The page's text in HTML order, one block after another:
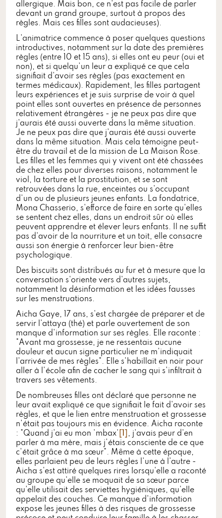
allergique. Mais bon, ce n'est pas facile de parler
devant un grand groupe, surtout à propos des
règles. Mais ces filles sont audacieuses).
L'animatrice commence à poser quelques questions
introductives, notamment sur la date des premières
règles (entre 10 et 15 ans), si elles ont eu peur (oui et
non), et si quelqu'un leur a expliqué ce que cela
signifiait d'avoir ses règles (pas exactement en
termes médicaux). Rapidement, les filles partagent
leurs expériences et je suis surprise de voir à quel
point elles sont ouvertes en présence de personnes
relativement étrangères - je ne peux pas dire que
j'aurais été aussi ouverte dans la même situation.
Je ne peux pas dire que j'aurais été aussi ouverte
dans la même situation. Mais cela témoigne peut-
être du travail et de la mission de La Maison Rose.
Les filles et les femmes qui y vivent ont été chassées
de chez elles pour diverses raisons, notamment le
viol, la torture et la prostitution, et se sont
retrouvées dans la rue, enceintes ou s'occupant
d'un ou de plusieurs jeunes enfants. La fondatrice,
Mona Chasserio, s'efforce de faire en sorte qu'elles
se sentent chez elles, dans un endroit sûr où elles
peuvent apprendre et élever leurs enfants. Il ne suffit
pas d'avoir de la nourriture et un toit, elle consacre
aussi son énergie à renforcer leur bien-être
psychologique.
Des biscuits sont distribués au fur et à mesure que la
conversation s'oriente vers d'autres sujets,
notamment la désinformation et les idées fausses
sur les menstruations.
Aicha Gaye, 17 ans, s'est chargée de préparer et de
servir l'attaya (thé) et parle ouvertement de son
manque d'information sur ses règles. Elle raconte :
"Avant ma grossesse, je ne ressentais aucune
douleur et aucun signe particulier ne m'indiquait
l'arrivée de mes règles". Elle s'habillait en noir pour
aller à l'école afin de cacher le sang qui s'infiltrait à
travers ses vêtements.
De nombreuses filles ont déclaré que personne ne
leur avait expliqué ce que signifiait le fait d'avoir ses
règles, et que le lien entre menstruation et grossesse
n'était pas toujours mis en évidence. Aicha raconte
: "Quand j'ai eu mon 'mbax'
, j'avais peur d'en
parler à ma mère, mais j'étais consciente de ce que
c'était grâce à ma sœur". Même à cette époque,
elles parlaient peu de leurs règles l'une à l'autre -
Aicha s'est attiré quelques rires lorsqu'elle a raconté
au groupe qu'elle se moquait de sa sœur parce
qu'elle utilisait des serviettes hygiéniques, qu'elle
appelait des couches. Ce manque d'information
expose les jeunes filles à des risques de grossesse